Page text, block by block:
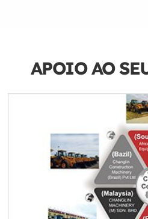
APOIO AO